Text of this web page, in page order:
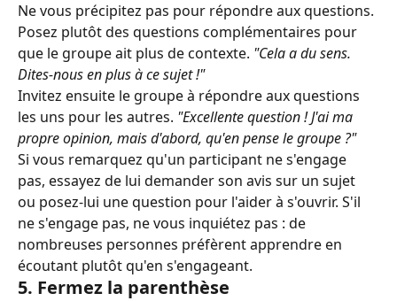
Ne vous précipitez pas pour répondre aux questions.
Posez plutôt des questions complémentaires pour
que le groupe ait plus de contexte. "Cela a du sens.
Dites-nous en plus à ce sujet !"
Invitez ensuite le groupe à répondre aux questions
les uns pour les autres. "Excellente question ! J'ai ma
propre opinion, mais d'abord, qu'en pense le groupe ?"
Si vous remarquez qu'un participant ne s'engage
pas, essayez de lui demander son avis sur un sujet
ou posez-lui une question pour l'aider à s'ouvrir. S'il
ne s'engage pas, ne vous inquiétez pas : de
nombreuses personnes préfèrent apprendre en
écoutant plutôt qu'en s'engageant.
5. Fermez la parenthèse